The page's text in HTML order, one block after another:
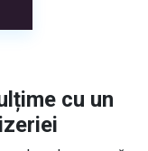
cu un